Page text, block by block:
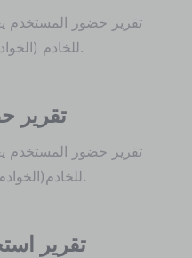
تقرير حضور
للخادم (الخوادم) المحدد وفترة زمنية.
تقرير
تقرير حضور
للخادم(الخوادم) المحددة وفترة زمنية.
تقرير